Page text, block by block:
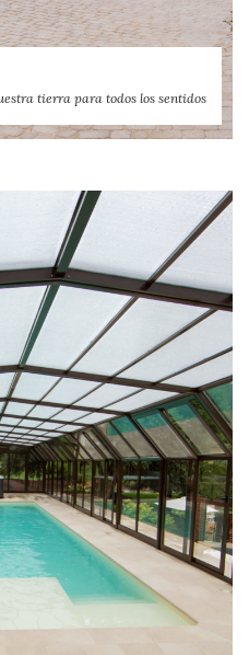
tierra para todos los sentidos